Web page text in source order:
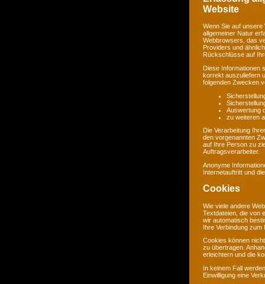
Website
Wenn Sie auf
allgemeiner Natur
Webbrowsers, das
Providers und
Rückschlüsse auf
Diese Informationen
korrekt auszuliefern
folgenden Zwecken
Auswertung
zu weiteren
Die Verarbeitung
den vorgenannten
auf Ihre Person zu
Auftragsverarbeiter.
Anonyme
Internetauftritt und
Cookies
Wie viele andere
Textdateien, die von
wir automatisch
Ihre Verbindung zum
Cookies können
zu übertragen.
erleichtern und die
In keinem Fall
Einwilligung eine